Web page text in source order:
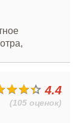
4.4
(105 оценок)